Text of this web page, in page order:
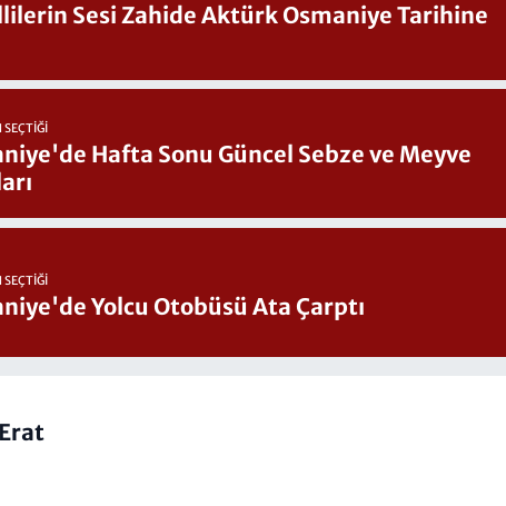
Sesi Zahide Aktürk Osmaniye Tarihine
SEÇTIĞI
Hafta Sonu Güncel Sebze ve Meyve
SEÇTIĞI
Yolcu Otobüsü Ata Çarptı